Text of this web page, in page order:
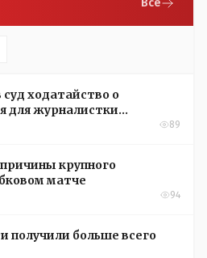
ходатайство о
для журналистки
89
крупного
матче
94
получили больше всего